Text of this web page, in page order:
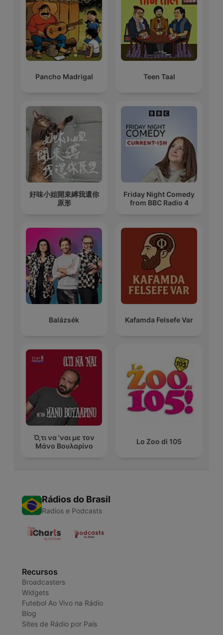
Pancho Madrigal Teen Taal
好味小姐開束縛我還你
原形
Friday Night Comedy
from BBC Radio 4
Balázsék Kafamda Felsefe Var
Ό,τι να 'ναι με τον
Μάνο Βουλαρίνο
Lo Zoo di 105
Rádios do Brasil
Radios e Podcasts
Recursos
Broadcasters
Widgets
Futebol Ao Vivo na Rádio
Blog
Sites de Rádio por País